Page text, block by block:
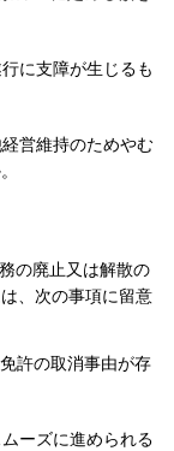
に支障が生じるも
営維持のためやむ
の廃止又は解散の
、次の事項に留意
許の取消事由が存
ーズに進められる